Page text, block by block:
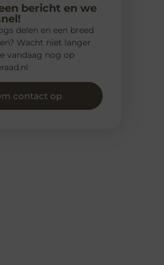
bericht en we
delen en een breed
Wacht niet langer
vandaag nog op
contact op